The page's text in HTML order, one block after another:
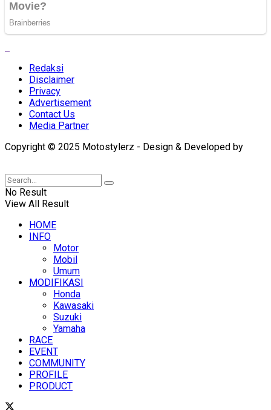
Redaksi
Disclaimer
Privacy
Advertisement
Contact Us
Media Partner
Copyright © 2025 Motostylerz - Design & Developed by
No Result
View All Result
HOME
INFO
Motor
Mobil
Umum
MODIFIKASI
Honda
Kawasaki
Suzuki
Yamaha
RACE
EVENT
COMMUNITY
PROFILE
PRODUCT